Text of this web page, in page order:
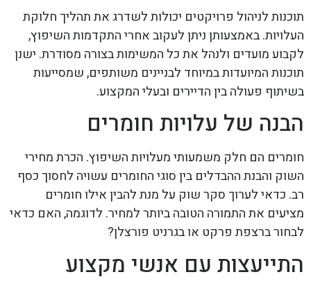
תוכנות לניהול פרויקטים יכולות לשדרג את תהליך חלוקת
העלויות. באמצעותן ניתן לעקוב אחרי התקדמות השיפוץ,
לקבוע מועדים ולנהל את כל המשימות בצורה מסודרת. ישנן
תוכנות המיועדות במיוחד לבניינים משותפים, שמסייעות
בשיתוף פעולה בין הדיירים ובעלי המקצוע.
הבנה של עלויות חומרים
חומרים הם חלק משמעותי מעלויות השיפוץ. הכרת מחירי
השוק והבנת ההבדלים בין סוגי החומרים עשויה לחסוך כסף
רב. כדאי לערוך סקר שוק על מנת להבין אילו חומרים
מציעים את התמורה הטובה ביותר למחיר. לדוגמה, האם כדאי
לבחור ברצפת פרקט או בגרניט פורצלן?
התייעצות עם אנשי מקצוע